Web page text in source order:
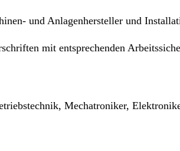
und Anlagenhersteller und
mit entsprechenden
Mechatroniker,